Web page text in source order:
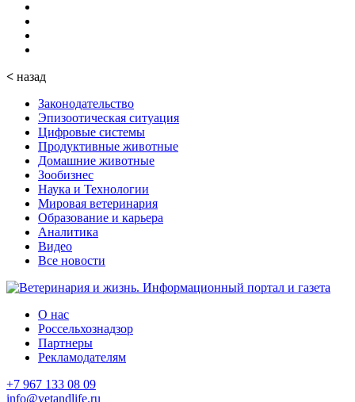
< назад
Законодательство
Эпизоотическая ситуация
Цифровые системы
Продуктивные животные
Домашние животные
Зообизнес
Наука и Технологии
Мировая ветеринария
Образование и карьера
Аналитика
Видео
Все новости
О нас
Россельхознадзор
Партнеры
Рекламодателям
+7 967 133 08 09
info@vetandlife.ru